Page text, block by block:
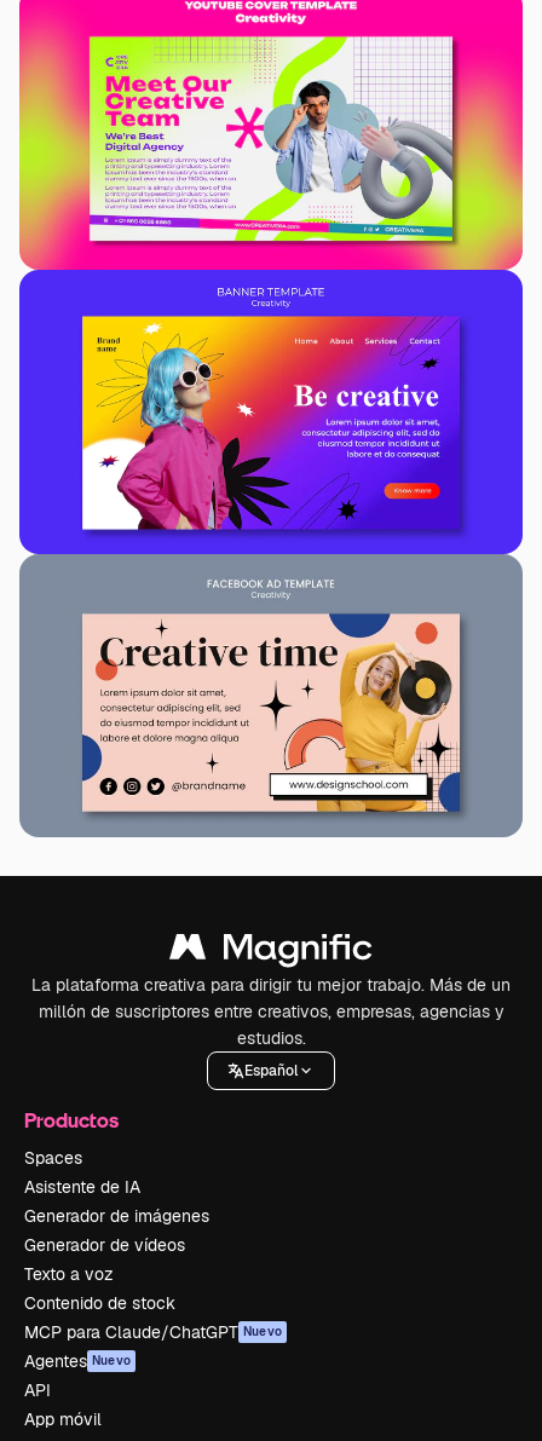
La plataforma creativa para dirigir tu mejor trabajo. Más de un
millón de suscriptores entre creativos, empresas, agencias y
estudios.
Español
Productos
Spaces
Asistente de IA
Generador de imágenes
Generador de vídeos
Texto a voz
Contenido de stock
MCP para Claude/ChatGPT Nuevo
Agentes Nuevo
API
App móvil